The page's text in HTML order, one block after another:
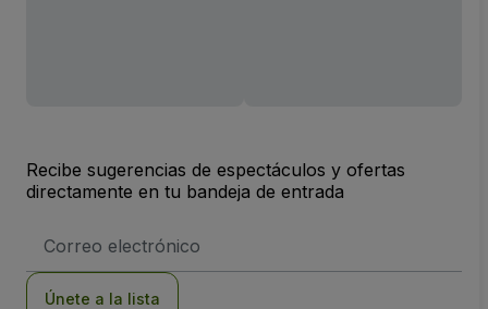
Recibe sugerencias de espectáculos y ofertas
directamente en tu bandeja de entrada
de
Únete a la lista